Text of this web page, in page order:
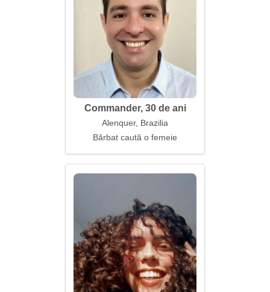
Commander, 30 de ani
Alenquer, Brazilia
Bărbat caută o femeie